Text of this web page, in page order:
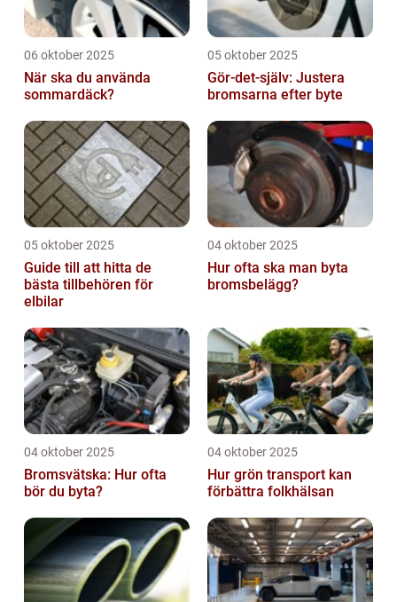
06 oktober 2025
När ska du använda
sommardäck?
05 oktober 2025
Gör-det-själv: Justera
bromsarna efter byte
05 oktober 2025
Guide till att hitta de
bästa tillbehören för
elbilar
04 oktober 2025
Hur ofta ska man byta
bromsbelägg?
04 oktober 2025
Bromsvätska: Hur ofta
bör du byta?
04 oktober 2025
Hur grön transport kan
förbättra folkhälsan